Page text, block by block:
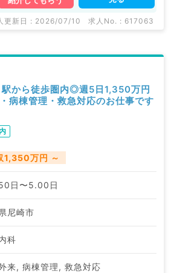
更新日 : 2026/07/10 求人No. : 617063
駅から徒歩圏内◎週5日1,350万円
病棟管理・救急対応のお仕事です
1,350万円 ～
日〜5.00日
尼崎市
科
来, 病棟管理, 救急対応